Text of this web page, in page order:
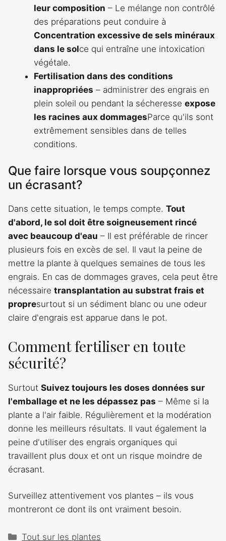
leur composition – Le mélange non contrôlé
des préparations peut conduire à
Concentration excessive de sels minéraux
dans le solce qui entraîne une intoxication
végétale.
Fertilisation dans des conditions
inappropriées – administrer des engrais en
plein soleil ou pendant la sécheresse expose
les racines aux dommagesParce qu'ils sont
extrêmement sensibles dans de telles
conditions.
Que faire lorsque vous soupçonnez
un écrasant?
Dans cette situation, le temps compte. Tout
d'abord, le sol doit être soigneusement rincé
avec beaucoup d'eau – Il est préférable de rincer
plusieurs fois en excès de sel. Il vaut la peine de
mettre la plante à quelques semaines de tous les
engrais. En cas de dommages graves, cela peut être
nécessaire transplantation au substrat frais et
propresurtout si un sédiment blanc ou une odeur
claire d'engrais est apparue dans le pot.
Comment fertiliser en toute
sécurité?
Surtout Suivez toujours les doses données sur
l'emballage et ne les dépassez pas – Même si la
plante a l'air faible. Régulièrement et la modération
donne les meilleurs résultats. Il vaut également la
peine d'utiliser des engrais organiques qui
travaillent plus doux et ont un risque moindre de
écrasant.
Surveillez attentivement vos plantes – ils vous
montreront ce dont ils ont vraiment besoin.
Catégories
Tout sur les plantes